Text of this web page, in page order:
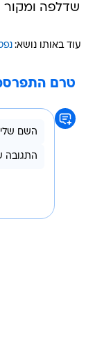
שדלפה ומקור
עוד באותו נושא:
טרם